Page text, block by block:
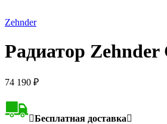
Zehnder
Радиатор
74 190 ₽
Бесплатная доставка